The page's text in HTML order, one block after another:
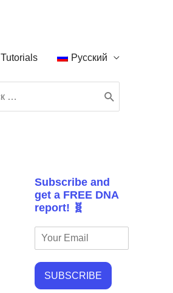
Tutorials Русский
Subscribe and
get a FREE DNA
report! 🧬
SUBSCRIBE